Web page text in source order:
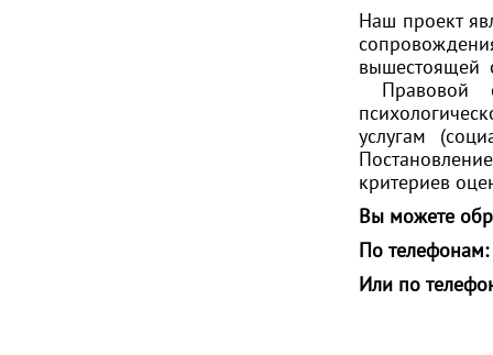
Наш проект
вышестоящей
Правовой
услугам
критериев
Вы можете
По
Или по